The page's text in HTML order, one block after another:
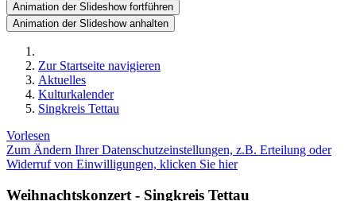
Animation der Slideshow fortführen
Animation der Slideshow anhalten
Zur Startseite navigieren
Aktuelles
Kulturkalender
Singkreis Tettau
Vorlesen
Zum Ändern Ihrer Datenschutzeinstellungen, z.B. Erteilung oder
Widerruf von Einwilligungen, klicken Sie hier
Weihnachtskonzert - Singkreis Tettau